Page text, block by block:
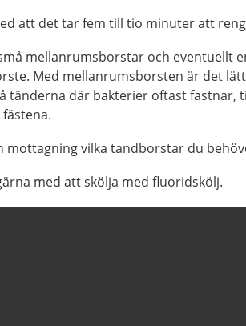
att det tar fem till tio minuter att
mellanrumsborstar och eventuellt
Med mellanrumsborsten är det
tänderna där bakterier oftast fastnar,
mottagning vilka tandborstar du
med att skölja med fluoridskölj.